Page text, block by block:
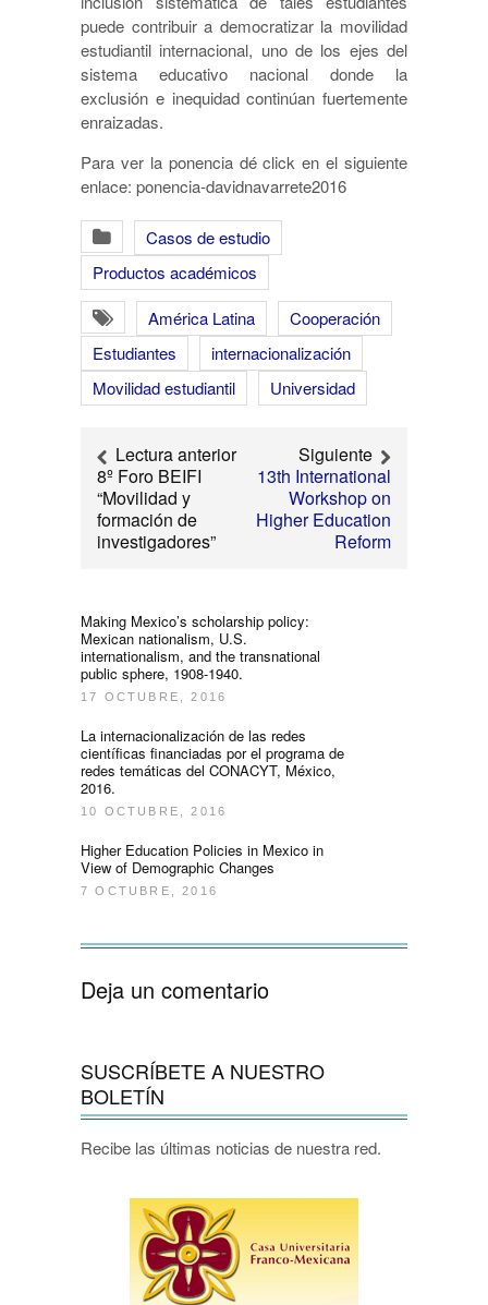
puede contribuir a democratizar la movilidad
estudiantil internacional, uno de los ejes del
sistema educativo nacional donde la
exclusión e inequidad continúan fuertemente
enraizadas.
Para ver la ponencia dé click en el siguiente
enlace: ponencia-davidnavarrete2016
Casos de estudio
Productos académicos
América Latina
Cooperación
Estudiantes
internacionalización
Movilidad estudiantil
Universidad
Lectura anterior
8º Foro BEIFI
“Movilidad y
formación de
investigadores”
Siguiente
13th International
Workshop on
Higher Education
Reform
Making Mexico’s scholarship policy:
Mexican nationalism, U.S.
internationalism, and the transnational
public sphere, 1908-1940.
17 OCTUBRE, 2016
La internacionalización de las redes
científicas financiadas por el programa de
redes temáticas del CONACYT, México,
2016.
10 OCTUBRE, 2016
Higher Education Policies in Mexico in
View of Demographic Changes
7 OCTUBRE, 2016
Deja un comentario
SUSCRÍBETE A NUESTRO
BOLETÍN
Recibe las últimas noticias de nuestra red.